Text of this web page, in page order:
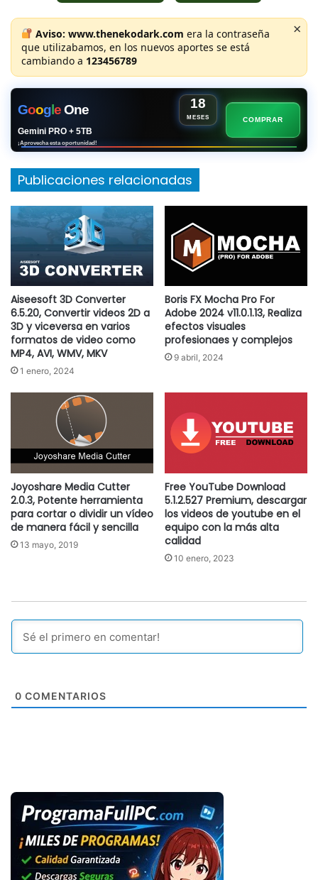
Aviso: www.thenekodark.com era la contraseña
que utilizabamos, en los nuevos aportes se está
cambiando a 123456789
×
GoogeOne 18
MESES
Gemini PRO + 5TB
¡Aprovecha esta oportunidad!
COMPRAR
Publicaciones relacionadas
Aiseesoft 3D Converter
6.5.20, Convertir videos 2D a
3D y viceversa en varios
formatos de video como
MP4, AVI, WMV, MKV
1 enero, 2024
Boris FX Mocha Pro For
Adobe 2024 v11.0.1.13, Realiza
efectos visuales
profesionaes y complejos
9 abril, 2024
Joyoshare Media Cutter
2.0.3, Potente herramienta
para cortar o dividir un vídeo
de manera fácil y sencilla
13 mayo, 2019
Free YouTube Download
5.1.2.527 Premium, descargar
los videos de youtube en el
equipo con la más alta
calidad
10 enero, 2023
0 COMENTARIOS